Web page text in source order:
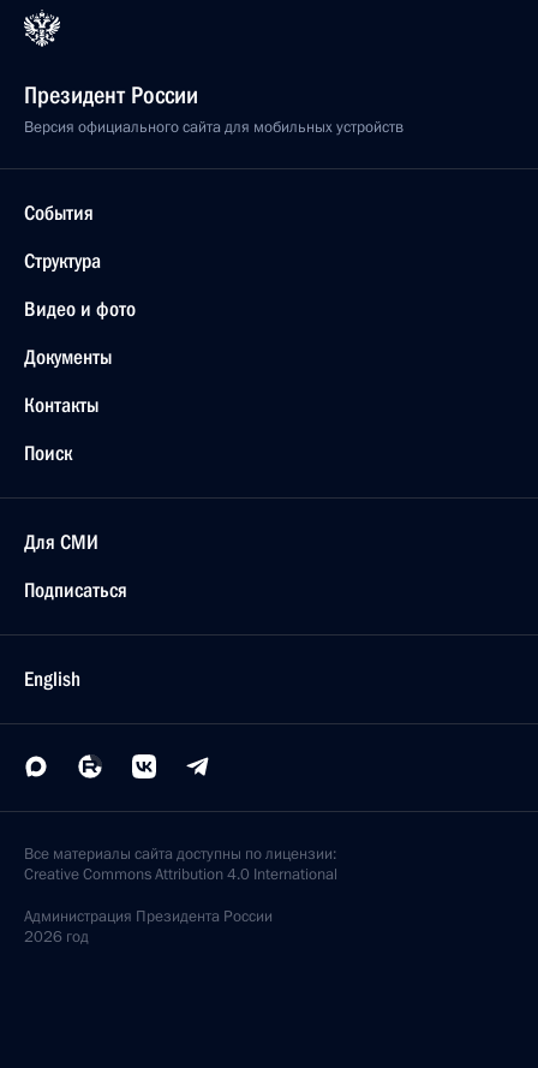
Президент России
Версия официального сайта для мобильных устройств
События
Структура
Видео и фото
Документы
Контакты
Поиск
Для СМИ
Подписаться
English
Все материалы сайта доступны по лицензии:
Creative Commons Attribution 4.0 International
Администрация Президента России
2026 год